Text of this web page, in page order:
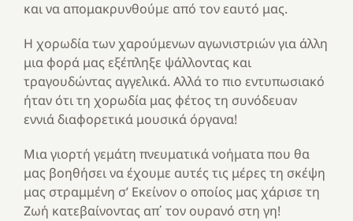
και να απομακρυνθούμε από τον εαυτό μας.
Η χορωδία των χαρούμενων αγωνιστριών για άλλη
μια φορά μας εξέπληξε ψάλλοντας και
τραγουδώντας αγγελικά. Αλλά το πιο εντυπωσιακό
ήταν ότι τη χορωδία μας φέτος τη συνόδευαν
εννιά διαφορετικά μουσικά όργανα!
Μια γιορτή γεμάτη πνευματικά νοήματα που θα
μας βοηθήσει να έχουμε αυτές τις μέρες τη σκέψη
μας στραμμένη σ’ Εκείνον ο οποίος μας χάρισε τη
Ζωή κατεβαίνοντας απ΄ τον ουρανό στη γη!